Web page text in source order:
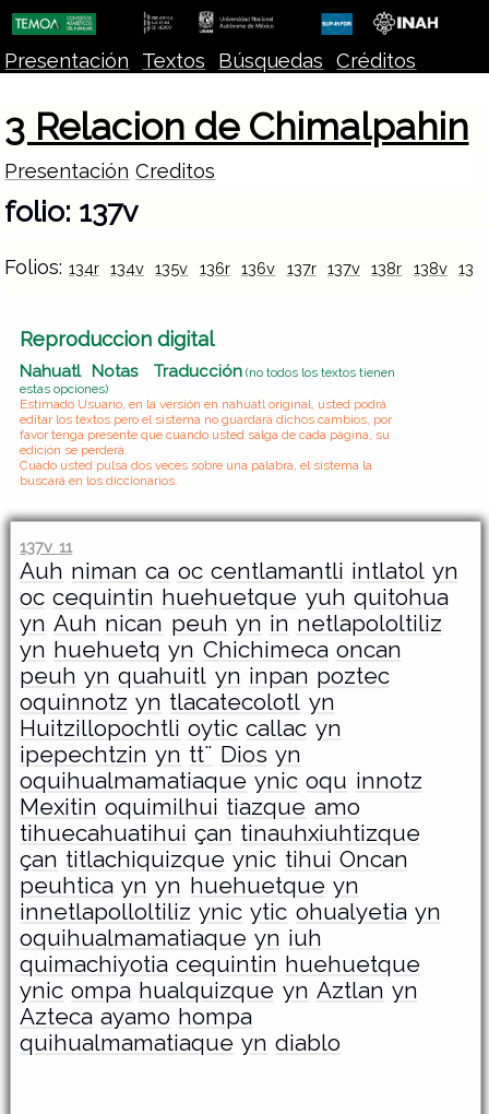
Presentación Textos Búsquedas Créditos
3 Relacion de Chimalpahin
Presentación Creditos
folio: 137v
Folios: 134r 134v 135v 136r 136v 137r 137v 138r 138v 139r
Reproduccion digital
Nahuatl Notas Traducción(no todos los textos tienen
estas opciones)
Estimado Usuario, en la versión en nahuatl original, usted podrá
editar los textos pero el sistema no guardará dichos cambios, por
favor tenga presente que cuando usted salga de cada página, su
edición se perderá.
Cuado usted pulsa dos veces sobre una palabra, el sistema la
buscará en los diccionarios.
137v 11
Auh niman ca oc centlamantli intlatol yn
oc cequintin huehuetque yuh quitohua
yn Auh nican peuh yn in netlapololtiliz
yn huehuetq yn Chichimeca oncan
peuh yn quahuitl yn inpan poztec
oquinnotz yn tlacatecolotl yn
Huitzillopochtli oytic callac yn
ipepechtzin yn tt¨ Dios yn
oquihualmamatiaque ynic oqu innotz
Mexitin oquimilhui tiazque amo
tihuecahuatihui çan tinauhxiuhtizque
çan titlachiquizque ynic tihui Oncan
peuhtica yn yn huehuetque yn
innetlapolloltiliz ynic ytic ohualyetia yn
oquihualmamatiaque yn iuh
quimachiyotia cequintin huehuetque
ynic ompa hualquizque yn Aztlan yn
Azteca ayamo hompa
quihualmamatiaque yn diablo